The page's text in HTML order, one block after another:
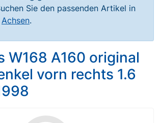
Sie den passenden Artikel in
Achsen.
W168 A160 original
vorn rechts 1.6